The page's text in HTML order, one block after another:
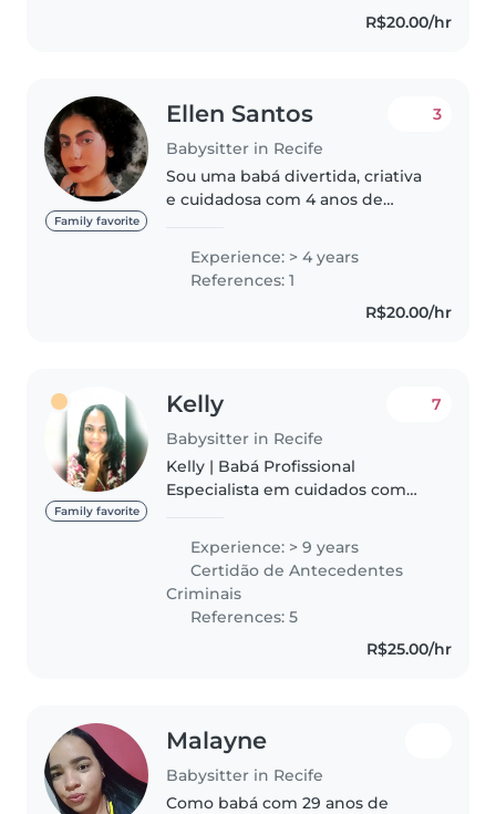
deixe ele em algum lugar..R$20.00/hr
Family favorite
Ellen Santos
Babysitter in Recife
3
Sou uma babá divertida, criativa
e cuidadosa com 4 anos de
todas as idades. Atualmente,
estou cursando pedagogia e
tenho certificação em primeiros
Experience: > 4 years
References: 1
R$20.00/hr
Family favorite
Kelly
Babysitter in Recife
7
Kelly | Babá Profissional
Especialista em cuidados com
Carinho, atenção e
responsabilidade para o bem-
estar do seu pequeno.
Disponível para atendimentos..
Experience: > 9 years
Certidão de Antecedentes
Criminais
References: 5
R$25.00/hr
Malayne
Babysitter in Recife
Como babá com 29 anos de